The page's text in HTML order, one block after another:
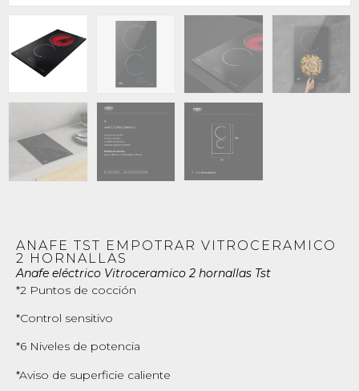
ANAFE TST EMPOTRAR VITROCERAMICO
2 HORNALLAS
Anafe eléctrico Vitroceramico 2 hornallas Tst
*2 Puntos de cocción
*Control sensitivo
*6 Niveles de potencia
*Aviso de superficie caliente